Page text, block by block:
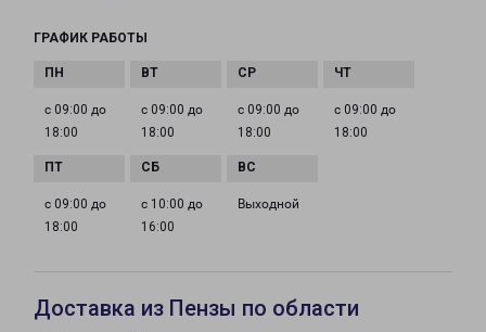
ГРАФИК РАБОТЫ
с 09:00 до
18:00
с 09:00 до
18:00
с 09:00 до
18:00
с 09:00 до
18:00
с 09:00 до
18:00
с 10:00 до
16:00
Выходной
Доставка из Пензы по области